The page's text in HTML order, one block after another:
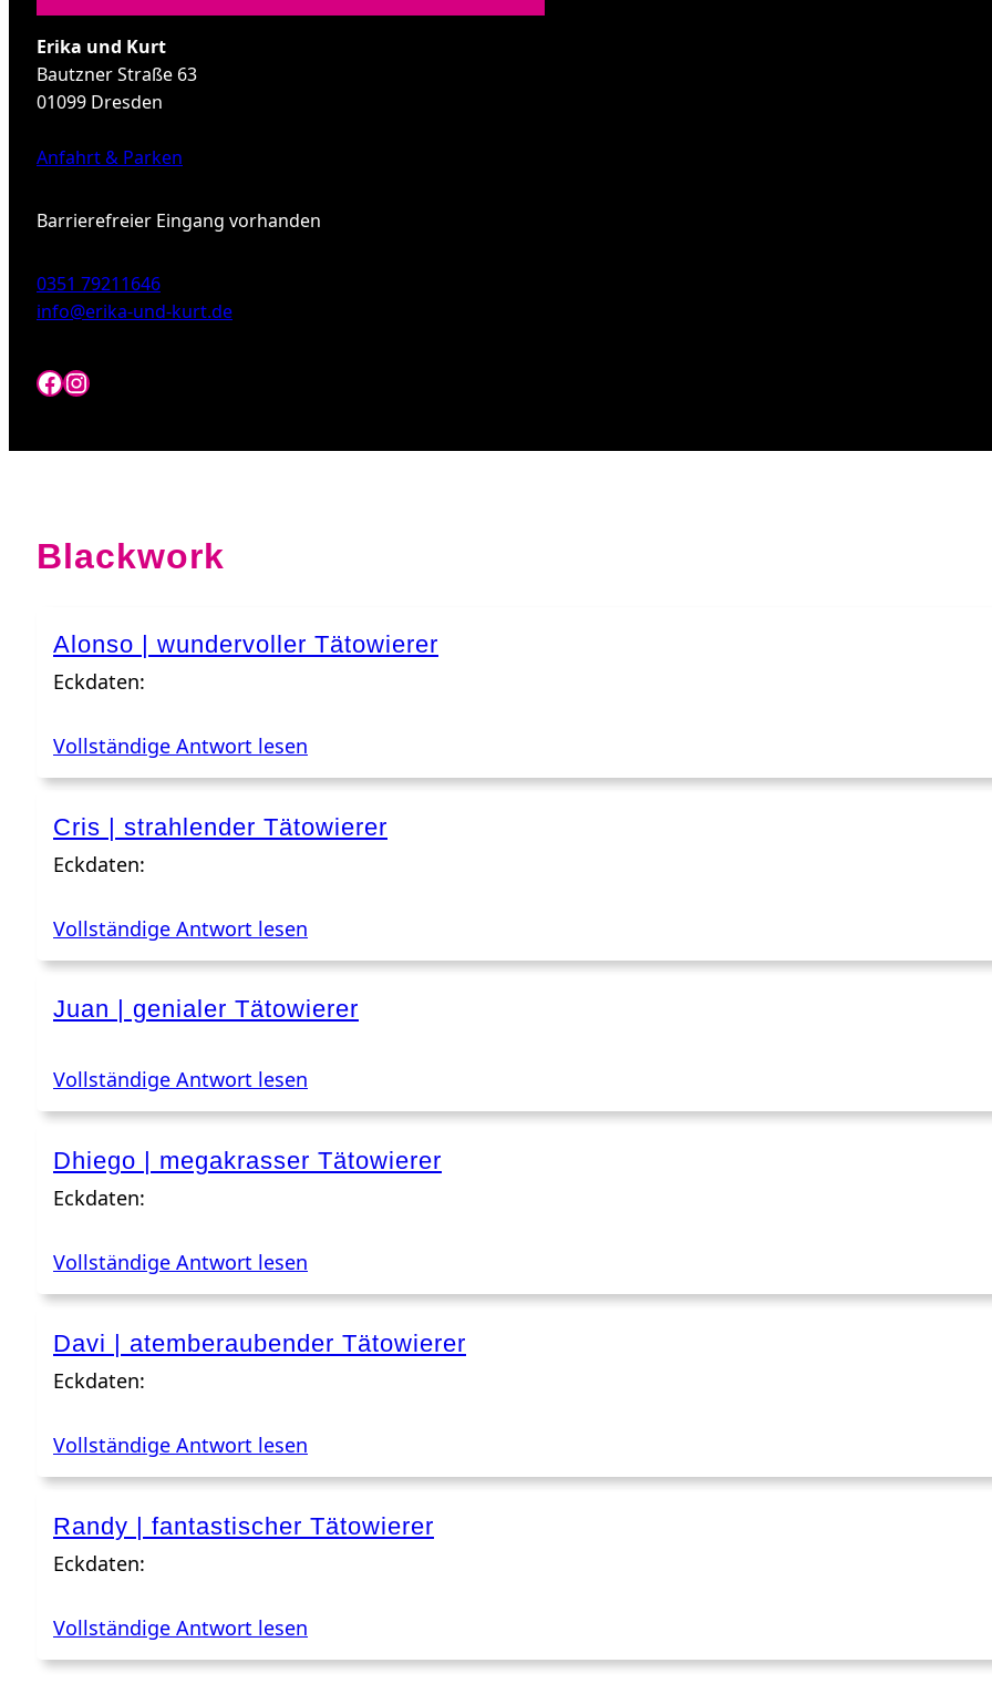
Erika und Kurt
Bautzner Straße 63
01099 Dresden
Anfahrt & Parken
Barrierefreier Eingang vorhanden
0351 79211646
info@erika-und-kurt.de
Facebook
Instagram
Blackwork
Alonso | wundervoller Tätowierer
Eckdaten:
Vollständige Antwort lesen
Cris | strahlender Tätowierer
Eckdaten:
Vollständige Antwort lesen
Juan | genialer Tätowierer
Vollständige Antwort lesen
Dhiego | megakrasser Tätowierer
Eckdaten:
Vollständige Antwort lesen
Davi | atemberaubender Tätowierer
Eckdaten:
Vollständige Antwort lesen
Randy | fantastischer Tätowierer
Eckdaten:
Vollständige Antwort lesen